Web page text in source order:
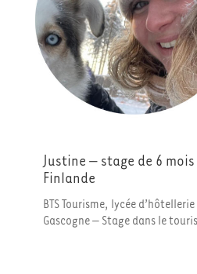
Justine – stage de 6
Finlande
BTS Tourisme, lycée
Gascogne – Stage dans le